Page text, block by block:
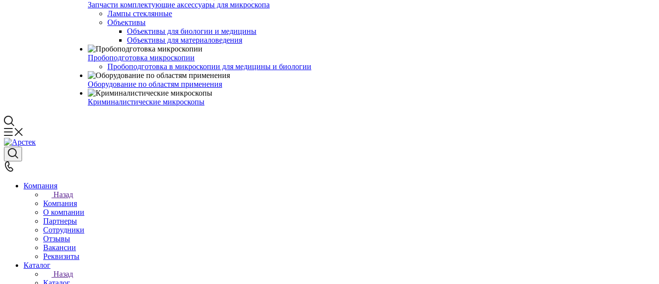
Запчасти комплектующие аксессуары для микроскопа
Лампы стеклянные
Объективы
Объективы для биологии и медицины
Объективы для материаловедения
Пробоподготовка микроскопии
Пробоподготовка в микроскопии для медицины и биологии
Оборудование по областям применения
Криминалистические микроскопы
Компания
Назад
Компания
О компании
Партнеры
Сотрудники
Отзывы
Вакансии
Реквизиты
Каталог
Назад